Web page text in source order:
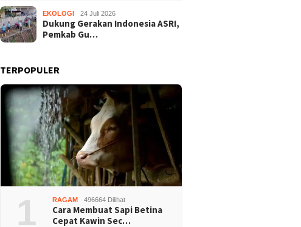
Kerja Buruh Bangunan Sepi,
Roni Banting Stir Tanam
Melon Untung Rp40 Juta
Sekali Panen
Praperadilan Raudi Akmal
Dikabulkan, Status
Tersangka Gugur
EKOLOGI 24 Juli 2026
Dukung Gerakan Indonesia ASRI,
Pemkab Gu…
TERPOPULER
1 RAGAM 496664 Dilihat
Cara Membuat Sapi Betina
Cepat Kawin Sec…